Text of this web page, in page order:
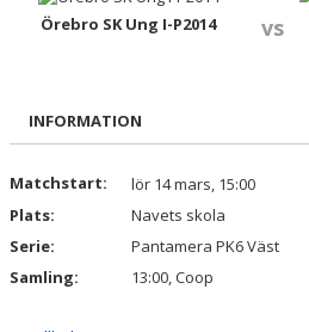
TRUPPEN
BILDGALLERI
KONTAKT
Örebro SK Ung I-P2014 vs
INFORMATION
Matchstart:
lör 14 mars, 15:00
Plats:
Navets skola
Serie:
Pantamera PK6 Väst
Samling:
13:00, Coop